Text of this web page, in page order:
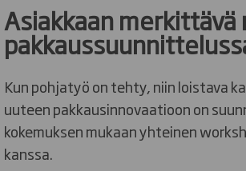
Asiakkaan merkittävä
Kun pohjatyö on tehty, niin loistava
uuteen pakkausinnovaatioon on
kokemuksen mukaan yhteinen
kanssa.